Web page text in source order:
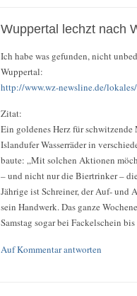
Wuppertal lechzt nach
Ich habe was gefunden, nicht
Wuppertal:
http://www.wz-newsline.de/
Zitat:
Ein goldenes Herz für schwitzende
Islandufer Wasserräder in
baute: „Mit solchen Aktionen
– und nicht nur die Biertrinker –
Jährige ist Schreiner, der Auf- und
sein Handwerk. Das ganze
Samstag sogar bei Fackelschein
Auf Kommentar antworten